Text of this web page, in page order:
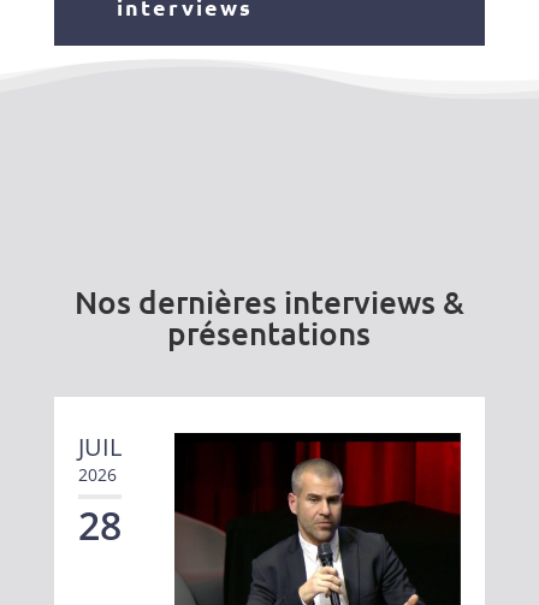
interviews
Nos dernières interviews &
présentations
JUIL
2026
28